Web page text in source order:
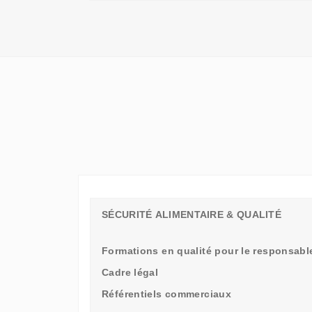
SÉCURITÉ ALIMENTAIRE & QUALITÉ
Formations en qualité pour le
Cadre légal
Référentiels commerciaux